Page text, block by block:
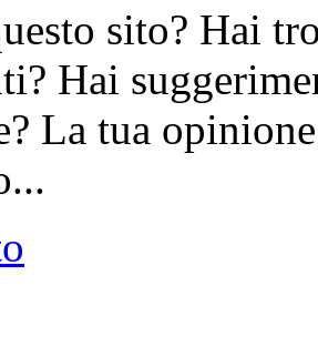
sito? Hai
Hai
La tua